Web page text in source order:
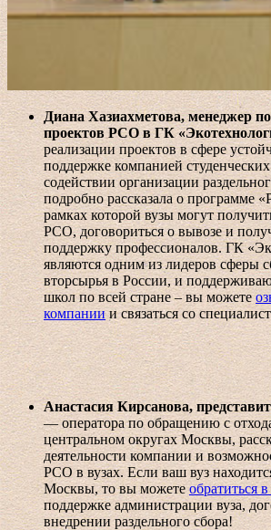
Диана Хазиахметова, менеджер
проектов РСО в ГК
реализации проектов в сфере
поддержке компанией
содействии организации
подробно рассказала о программе
рамках которой вузы могут
РСО, договориться о вывозе и
поддержку профессионалов. ГК
являются одним из лидеров сферы
вторсырья в России, и
школ по всей стране – вы можете
компаниии связаться со
Анастасия Кирсанова,
— оператора по обращению с
центральном округах Москвы,
деятельности компании и
РСО в вузах. Если ваш вуз
Москвы, то вы можетеобратиться
поддержке администрации вуза,
внедрении раздельного сбора!